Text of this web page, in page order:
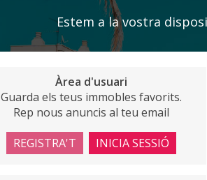
Estem a la vostra
Àrea d'usuari
Guarda els teus immobles favorits.
Rep nous anuncis al teu email
REGISTRA'T
INICIA SESSIÓ